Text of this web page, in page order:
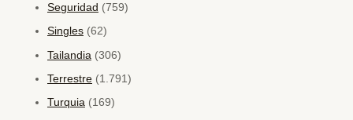
Seguridad (759)
Singles (62)
Tailandia (306)
Terrestre (1.791)
Turquia (169)